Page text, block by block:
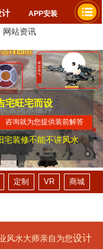
设计 APP安装
网站资讯
宅旺宅而设
人平安健康 提升财运事业
咨询就为您提供装前解答
宅装修不能不讲风水
定制 VR 商城
风水大师亲自为您设计